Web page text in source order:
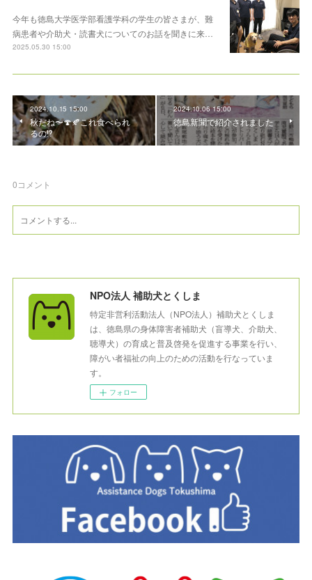
今年も徳島大学医学部看護学科の学生の皆さまが、難
病患者や介助犬・読書犬についてのお話を聞きに来…
2025.05.30 15:00
2024.10.15 15:00
秋だね〜🍄🍂これ食べられ
るの⁉️
2024.10.06 15:00
徳島新聞で紹介されました
0コメント
NPO法人 補助犬とくしま
特定非営利活動法人（NPO法人）補助犬とくしま
は、徳島県の身体障害者補助犬（盲導犬、介助犬、
聴導犬）の育成と普及啓発を促進する事業を行い、
障がい者福祉の向上のための活動を行なっていま
す。
フォロー